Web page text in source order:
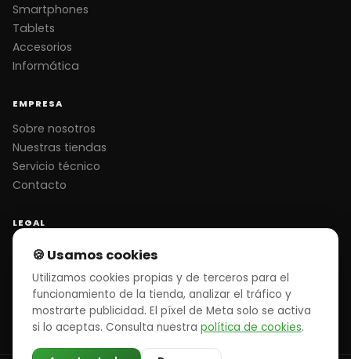
Smartphones
Tablets
Accesorios
Informática
EMPRESA
Sobre nosotros
Nuestras tiendas
Servicio técnico
Contacto
LEGAL
Aviso legal
Política de privacidad
Política de cookies
Garantía y devoluciones
🍪 Usamos cookies
Utilizamos cookies propias y de terceros para el
funcionamiento de la tienda, analizar el tráfico y
mostrarte publicidad. El píxel de Meta solo se activa
si lo aceptas. Consulta nuestra política de cookies.